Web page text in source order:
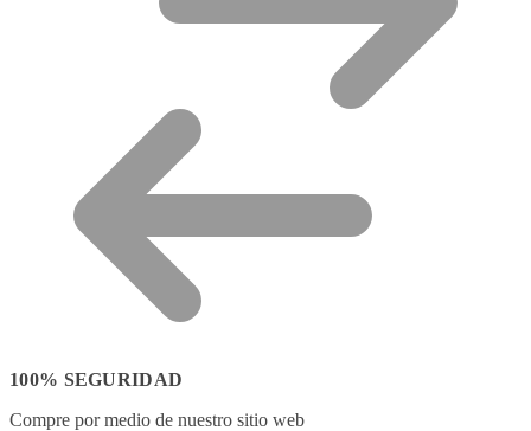
100% SEGURIDAD
Compre por medio de nuestro sitio web